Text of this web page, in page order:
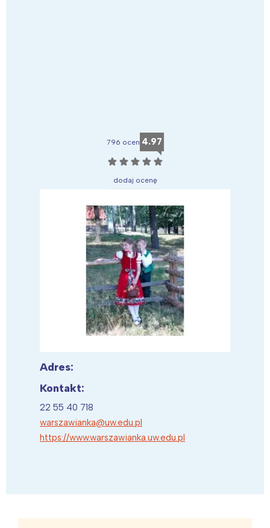
796 ocen 4.97
☆ ☆ ☆ ☆ ☆
dodaj ocenę
Adres:
Kontakt:
22 55 40 718
warszawianka@uw.edu.pl
https://www.warszawianka.uw.edu.pl